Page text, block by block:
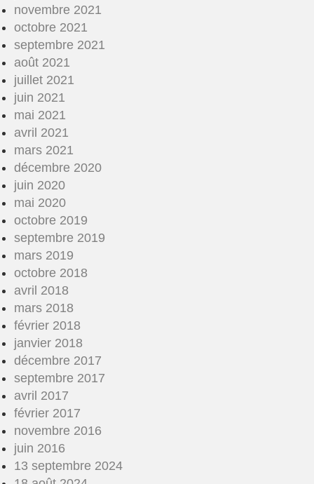
novembre 2021
octobre 2021
septembre 2021
août 2021
juillet 2021
juin 2021
mai 2021
avril 2021
mars 2021
décembre 2020
juin 2020
mai 2020
octobre 2019
septembre 2019
mars 2019
octobre 2018
avril 2018
mars 2018
février 2018
janvier 2018
décembre 2017
septembre 2017
avril 2017
février 2017
novembre 2016
juin 2016
13 septembre 2024